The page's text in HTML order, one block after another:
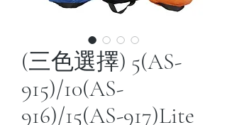
(三色選擇) 5(AS-
915)/10(AS-
916)/15(AS-917)Lite